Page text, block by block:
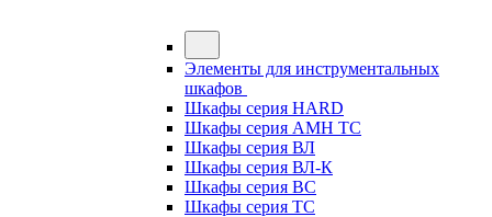
Элементы для инструментальных
шкафов
Шкафы серия HARD
Шкафы серия АМН ТС
Шкафы серия ВЛ
Шкафы серия ВЛ-К
Шкафы серия ВС
Шкафы серия ТС